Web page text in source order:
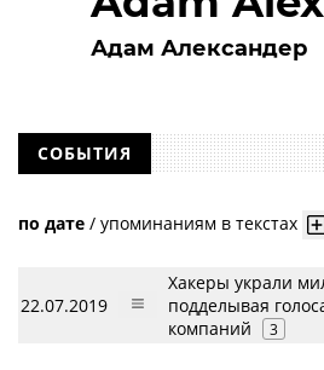
Адам Александер
СОБЫТИЯ
по дате / упоминаниям в текстах
22.07.2019
Хакеры украли
подделывая
компаний
3